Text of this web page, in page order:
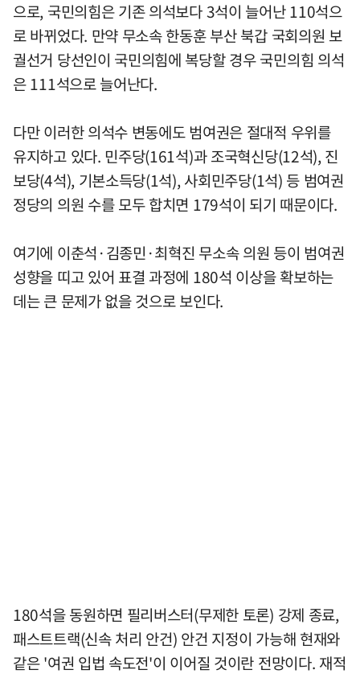
으로, 국민의힘은 기존 의석보다 3석이 늘어난 110석으
로 바뀌었다. 만약 무소속 한동훈 부산 북갑 국회의원 보
궐선거 당선인이 국민의힘에 복당할 경우 국민의힘 의석
은 111석으로 늘어난다.
다만 이러한 의석수 변동에도 범여권은 절대적 우위를
유지하고 있다. 민주당(161석)과 조국혁신당(12석), 진
보당(4석), 기본소득당(1석), 사회민주당(1석) 등 범여권
정당의 의원 수를 모두 합치면 179석이 되기 때문이다.
여기에 이춘석·김종민·최혁진 무소속 의원 등이 범여권
성향을 띠고 있어 표결 과정에 180석 이상을 확보하는
데는 큰 문제가 없을 것으로 보인다.
180석을 동원하면 필리버스터(무제한 토론) 강제 종료,
패스트트랙(신속 처리 안건) 안건 지정이 가능해 현재와
같은 '여권 입법 속도전'이 이어질 것이란 전망이다. 재적